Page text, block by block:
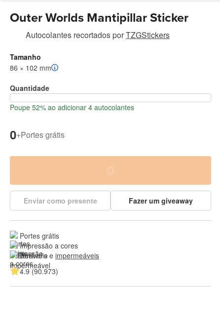
Outer Worlds Mantipillar Sticker
Autocolantes recortadosporTZGStickers
Tamanho
86 × 102 mm
Quantidade
Poupe 52% ao adicionar 4 autocolantes
0+Portes grátis
Enviar como presente Fazer um giveaway
Portes grátis
Impressão a cores
Duráveis e impermeáveis
4.9 (90.973)